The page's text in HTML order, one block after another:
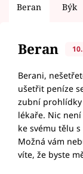
Beran Býk
Beran
Berani,
ušetřit peníze
zubní
lékaře. Nic
ke svému tělu
Možná vám
víte, že byste